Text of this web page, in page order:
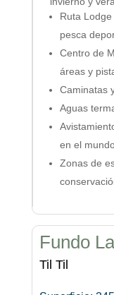
Ruta
pesca
Centro de
áreas y
Caminatas
Aguas
en el
Zonas de
Fundo
Til Til